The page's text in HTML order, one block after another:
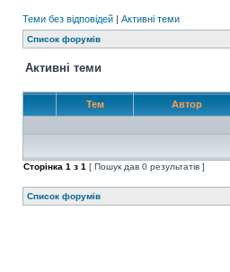
Теми без відповідей | Активні теми
Список форумів
Активні теми
Тем Автор
Сторінка 1 з 1 [ Пошук дав 0 результатів ]
Список форумів